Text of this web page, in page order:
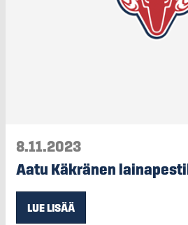
8.11.2023
Aatu Käkränen
LUE LISÄÄ